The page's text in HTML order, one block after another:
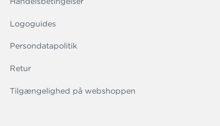
Logoguides
Persondatapolitik
Retur
Tilgængelighed på webshoppen